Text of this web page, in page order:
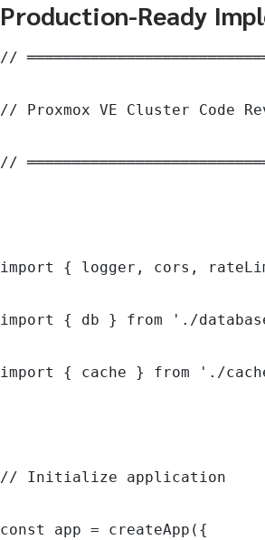
Production-Ready
//
// Proxmox VE Cluster Code
//
import { logger, cors,
import { db } from './
import { cache } from './
// Initialize application
const app = createApp({